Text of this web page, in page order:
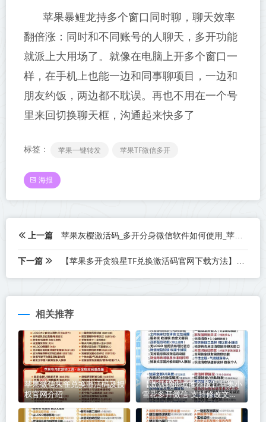
苹果暴鲤龙持多个窗口同时聊，聊天效率
翻倍涨：同时和不同账号的人聊天，多开功能
就派上大用场了。就像在电脑上开多个窗口一
样，在手机上也能一边和同事聊项目，一边和
朋友约饭，两边都不耽误。再也不用在一个号
里来回切换聊天框，沟通起来快多了
标签： 苹果一键转发 苹果TF微信多开
海报
上一篇 苹果灰樱激活码_多开分身微信软件如何使用_苹果灰樱官网
下一篇 【苹果多开贪狼星TF兑换激活码官网下载方法】如何实现定时群发和万群同步
相关推荐
苹果微信朱雀兑换激活码及授
权官网介绍
【激活码商城推荐版】苹果小
雪花多开微信-支持修改文字
修改内容